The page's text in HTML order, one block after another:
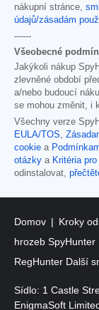
nákupní stránce,
údajů/zásadám
------
Všeobecné
Jakýkoli nákup
zlevněné období
a/nebo budoucí
se mohou změnit, i
Všechny verze
EULA/TOS
cookie a
otázky a Kritéria
odinstalovat,
Domov Kroky
hrozeb SpyHunter
RegHunter Další
Sídlo: 1 Castle
EnigmaSoft